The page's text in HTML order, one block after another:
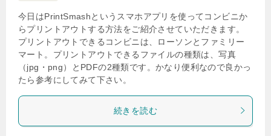
今日はPrintSmashというスマホアプリを使ってコンビニか
らプリントアウトする方法をご紹介させていただきます。
プリントアウトできるコンビニは、ローソンとファミリー
マート。プリントアウトできるファイルの種類は、写真
（jpg・png）とPDFの2種類です。かなり便利なので良かっ
たら参考にしてみて下さい。
続きを読む